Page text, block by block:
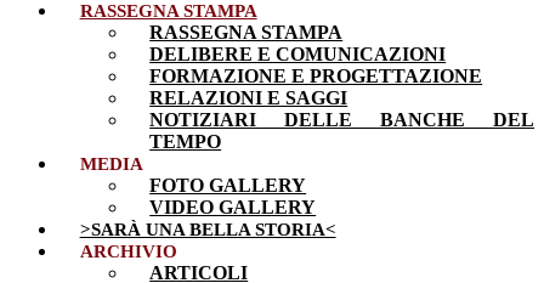
RASSEGNA STAMPA
RASSEGNA STAMPA
DELIBERE E COMUNICAZIONI
FORMAZIONE E PROGETTAZIONE
RELAZIONI E SAGGI
NOTIZIARI DELLE BANCHE DEL
TEMPO
MEDIA
FOTO GALLERY
VIDEO GALLERY
>SARÀ UNA BELLA STORIA<
ARCHIVIO
ARTICOLI